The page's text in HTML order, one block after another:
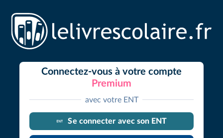
Connectez-vous à votre compte
Premium
avec votre ENT
Se connecter avec son ENT